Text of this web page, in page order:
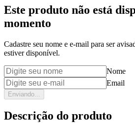
Este produto não está
momento
Cadastre seu nome e e-mail para ser
estiver disponível.
Nome
Email
Enviando...
Descrição do produto